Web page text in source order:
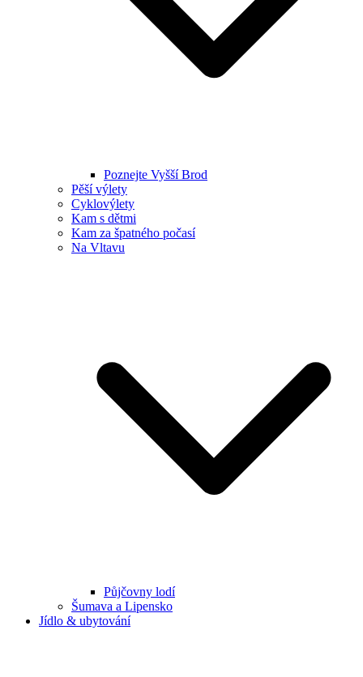
Poznejte Vyšší Brod
Pěší výlety
Cyklovýlety
Kam s dětmi
Kam za špatného počasí
Na Vltavu
Půjčovny lodí
Šumava a Lipensko
Jídlo & ubytování